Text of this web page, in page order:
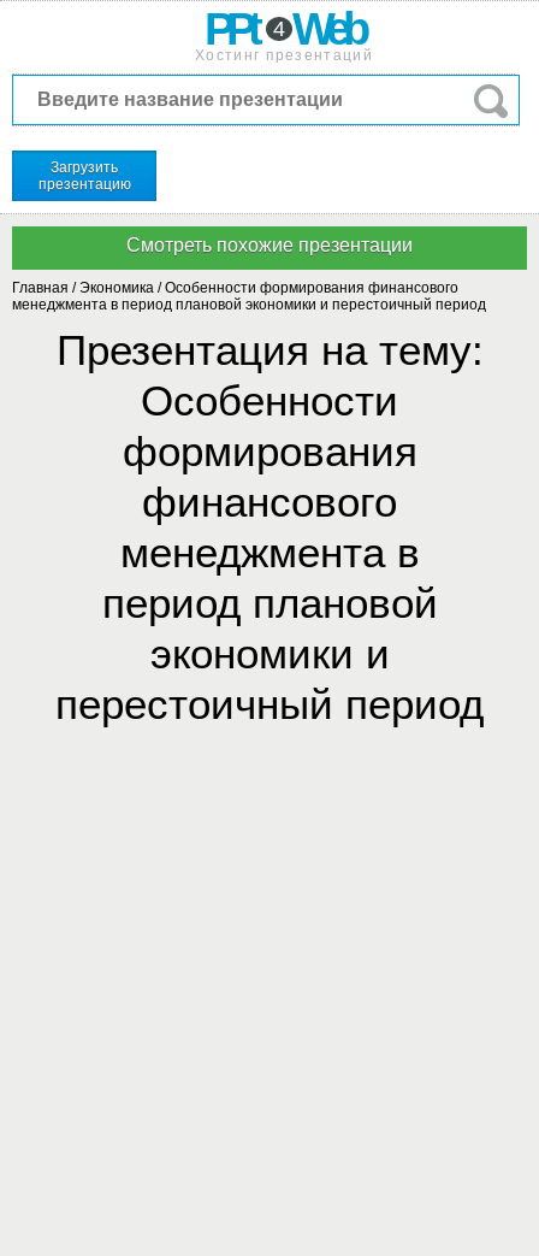
PPt 4 Web
Хостинг презентаций
Загрузить
презентацию
Главная /Экономика /Особенности формирования финансового
менеджмента в период плановой экономики и перестоичный период
Презентация на тему:
Особенности
формирования
финансового
менеджмента в
период плановой
экономики и
перестоичный период